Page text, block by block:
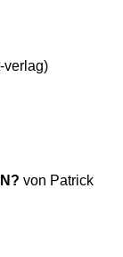
verlag)
von Patrick